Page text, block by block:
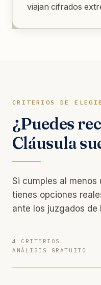
viajan cifrados
CRITERIOS DE
¿Puedes
Cláusula
Si cumples al
tienes opciones
ante los juzgados de
4 CRITERIOS
ANÁLISIS GRATUITO